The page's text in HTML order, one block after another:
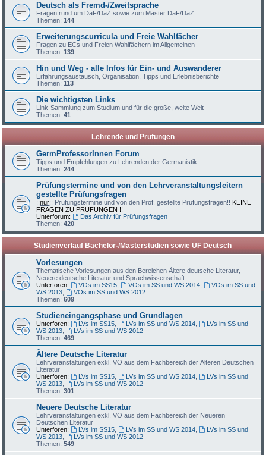
Deutsch als Fremd-/Zweitsprache
Fragen rund um DaF/DaZ sowie zum Master DaF/DaZ
Themen:144
Erweiterungscurricula und Freie Wahlfächer
Fragen zu ECs und Freien Wahlfächern im Allgemeinen
Themen:139
Hin und Weg - alle Infos für Ein- und Auswanderer
Erfahrungsaustausch, Organisation, Tipps und Erlebnisberichte
Themen:113
Die wichtigsten Links
Link-Sammlung zum Studium und für die große, weite Welt
Themen:41
Lehrende und Prüfungen
GermProfessorInnen Forum
Tipps und Empfehlungen zu Lehrenden der Germanistik
Themen:244
Prüfungstermine und von den Lehrveranstaltungsleitern
gestellte Prüfungsfragen
::nur:: Prüfungstermine und von den Prof. gestellte Prüfungsfragen!! KEINE
FRAGEN ZU PRÜFUNGEN !!
Unterforum:
Das Archiv für Prüfungsfragen
Themen:420
Studienverlauf Bachelor-/Masterstudien sowie UF Deutsch
Vorlesungen
Thematische Vorlesungen aus den Bereichen Ältere deutsche Literatur,
Neuere deutsche Literatur und Sprachwissenschaft
Unterforen:
VOs im SS15 VOs im SS und WS 2014
VOs im SS und
WS 2013
VOs im SS und WS 2012
Themen:609
Studieneingangsphase und Grundlagen
Unterforen: LVs im SS15 LVs im SS und WS 2014
LVs im SS und
WS 2013
LVs im SS und WS 2012
Themen:469
Ältere Deutsche Literatur
Lehrveranstaltungen exkl. VO aus dem Fachbereich der Älteren Deutschen
Literatur
Unterforen:
LVs im SS15 LVs im SS und WS 2014
LVs im SS und
WS 2013
LVs im SS und WS 2012
Themen:301
Neuere Deutsche Literatur
Lehrveranstaltungen exkl. VO aus dem Fachbereich der Neueren
Deutschen Literatur
Unterforen:
LVs im SS15 LVs im SS und WS 2014
LVs im SS und
WS 2013
LVs im SS und WS 2012
Themen:549